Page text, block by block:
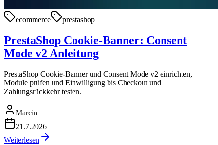
ecommerce prestashop
PrestaShop Cookie-Banner: Consent
Mode v2 Anleitung
PrestaShop Cookie-Banner und Consent Mode v2 einrichten,
Module prüfen und Einwilligung bis Checkout und
Zahlungsrückkehr testen.
Marcin
21.7.2026
Weiterlesen